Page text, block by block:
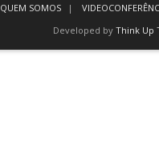
QUEM SOMOS
Developed by Think Up